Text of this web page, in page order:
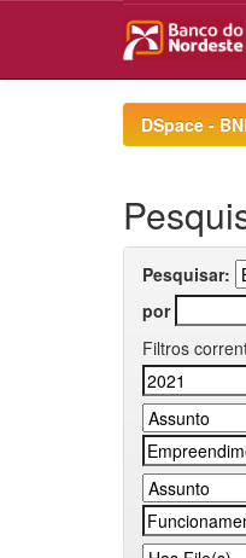
DSpace -
Pesquisar:
por
Filtros